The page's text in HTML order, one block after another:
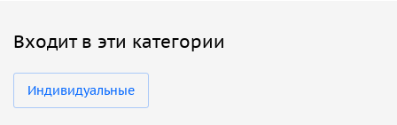
Входит в эти категории
Индивидуальные